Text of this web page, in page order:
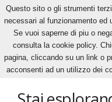
Home Tags Provvedimento
provvedimento
Questo sito o gli strumenti
necessari al funzionamento ed
Se vuoi saperne di piu o
consulta la cookie policy.
pagina, cliccando su un link o
acconsenti ad un utilizzo dei